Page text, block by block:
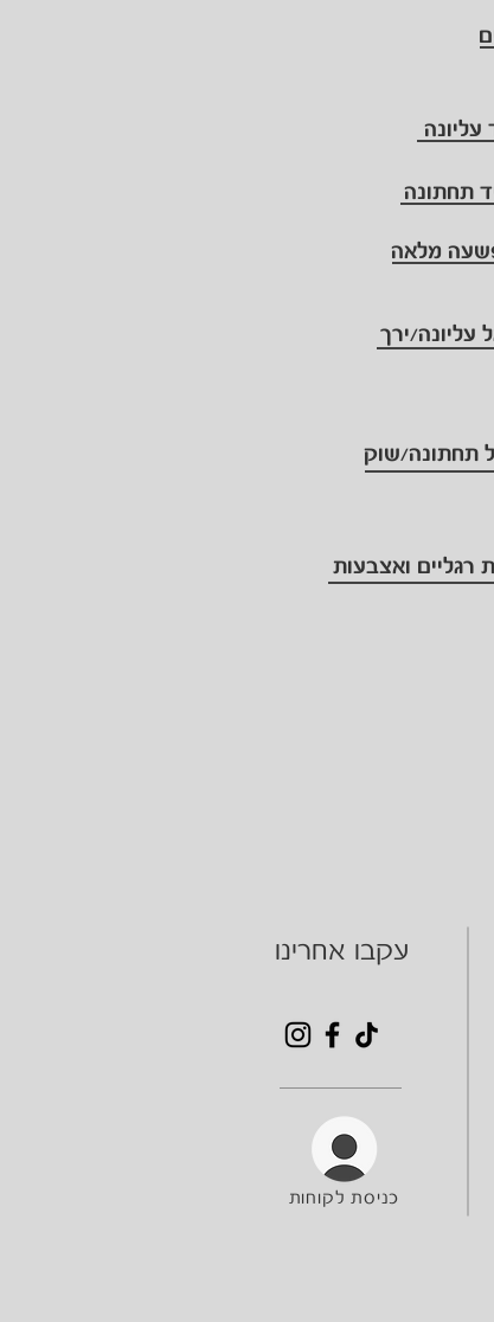
עליונה
תחתונה
מלאה
עליונה/ירך
תחתונה/שוק
רגליים ואצבעות
עקבו אחרינו
כניסת לקוחות